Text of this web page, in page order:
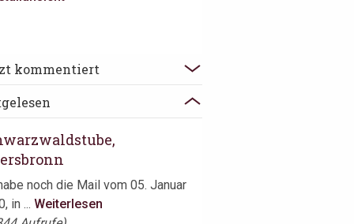
kommentiert
diese Restaurants, von denen
noch die Mail vom 05. Januar
in ... Weiterlesen